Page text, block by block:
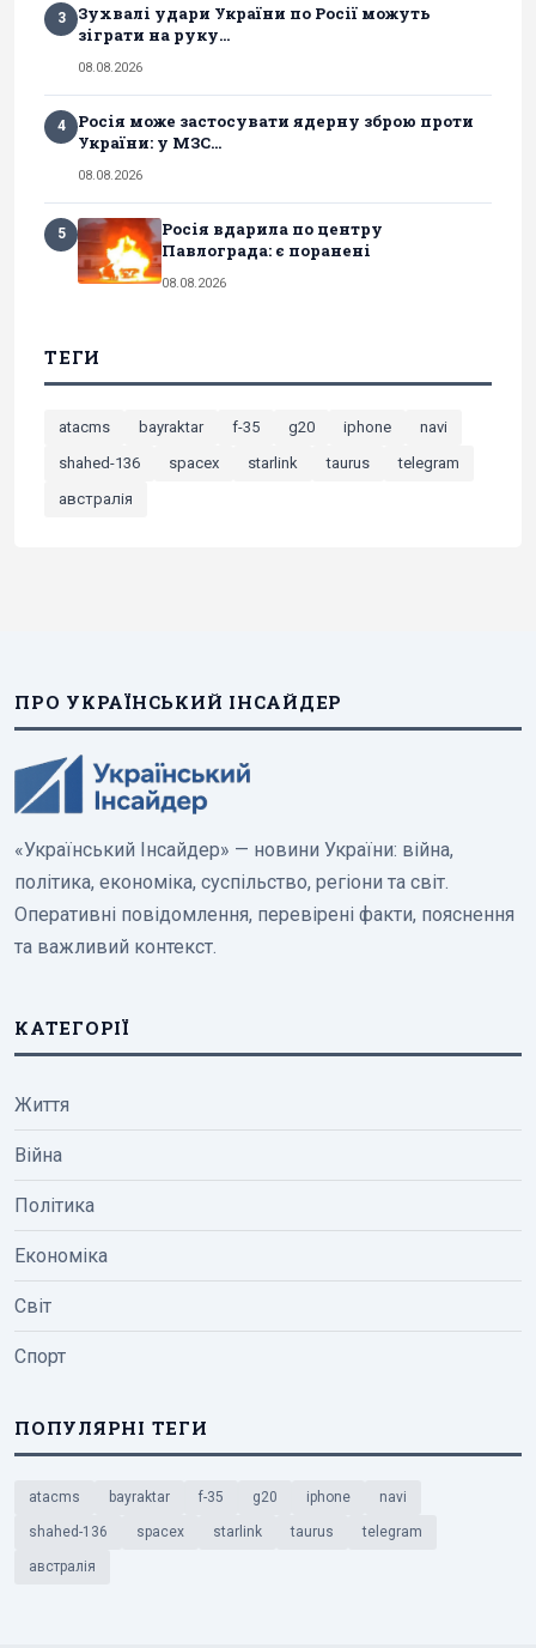
3
Зухвалі удари України по Росії можуть
зіграти на руку...
08.08.2026
4
Росія може застосувати ядерну зброю проти
України: у МЗС...
08.08.2026
5
Росія вдарила по центру
Павлограда: є поранені
08.08.2026
ТЕГИ
atacms bayraktar f-35 g20 iphone
navi
shahed-136
spacex starlink taurus
telegram
австралія
ПРО УКРАЇНСЬКИЙ ІНСАЙДЕР
«Український Інсайдер» — новини України: війна,
політика, економіка, суспільство, регіони та світ.
Оперативні повідомлення, перевірені факти, пояснення
та важливий контекст.
КАТЕГОРІЇ
Життя
Війна
Політика
Економіка
Світ
Спорт
ПОПУЛЯРНІ ТЕГИ
atacms bayraktar f-35 g20 iphone navi
shahed-136 spacex starlink taurus telegram
австралія